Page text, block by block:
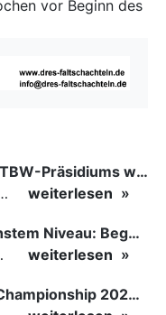
vor Beginn des
Erreichbarkeit des TBW-Präsidiums während der GOC 2026
16.08.2026 nicht erreichbar. Da alle Präsidiumsmitglieder vor Ort bei den German Open…
weiterlesen
Tanzsport auf höchstem Niveau: Begeisterung bei den Turnieren in…
in einen lebendigen Mittelpunkt des…
weiterlesen
German Breaking Championship 2026 in Hannover